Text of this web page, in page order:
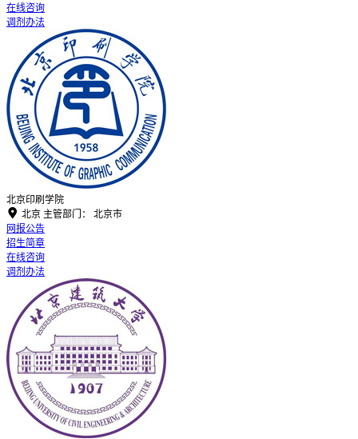
在线咨询
调剂办法
北京印刷学院
 北京 主管部门：
北京市
网报公告
招生简章
在线咨询
调剂办法